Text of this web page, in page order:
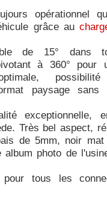
opérationnel
grâce au
de 15° dans
à 360° pour
paysage sans
exceptionnelle,
Très bel aspect,
de 5mm, noir
album photo de
pour tous les